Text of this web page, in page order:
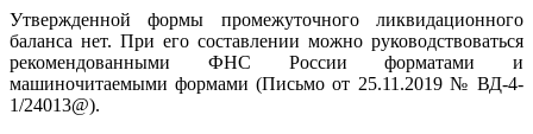
Утвержденной формы промежуточного ликвидационного
баланса нет. При его составлении можно руководствоваться
рекомендованными ФНС России форматами и
машиночитаемыми формами (Письмо от 25.11.2019 № ВД-4-
1/24013@).